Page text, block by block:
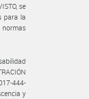
se
para la
444-
y